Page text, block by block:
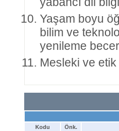
Yaşam boyu
bilim ve
yenileme
Mesleki ve
Kodu Önk.